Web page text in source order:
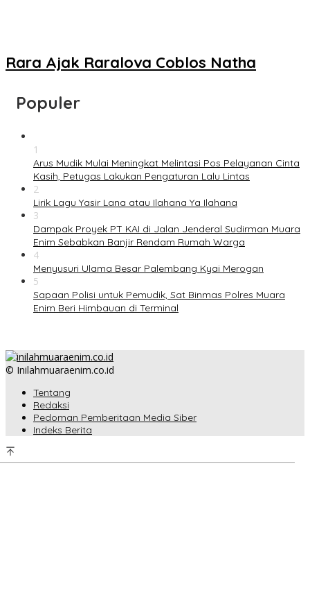
Rara Ajak Raralova Coblos Natha
Populer
1
Arus Mudik Mulai Meningkat Melintasi Pos Pelayanan Cinta
Kasih, Petugas Lakukan Pengaturan Lalu Lintas
2
Lirik Lagu Yasir Lana atau Ilahana Ya Ilahana
3
Dampak Proyek PT KAI di Jalan Jenderal Sudirman Muara
Enim Sebabkan Banjir Rendam Rumah Warga
4
Menyusuri Ulama Besar Palembang Kyai Merogan
5
Sapaan Polisi untuk Pemudik, Sat Binmas Polres Muara
Enim Beri Himbauan di Terminal
© Inilahmuaraenim.co.id
Tentang
Redaksi
Pedoman Pemberitaan Media Siber
Indeks Berita